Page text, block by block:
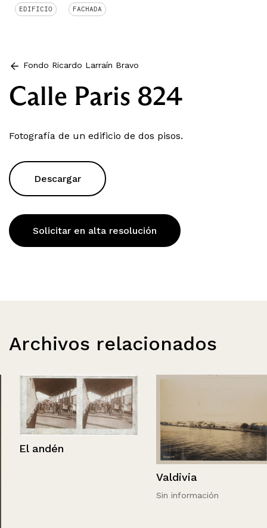
EDIFICIO FACHADA
Fondo Ricardo Larraín Bravo
Calle Paris 824
Fotografía de un edificio de dos pisos.
Descargar
Solicitar en alta resolución
Archivos relacionados
El andén
Valdivia
Sin información